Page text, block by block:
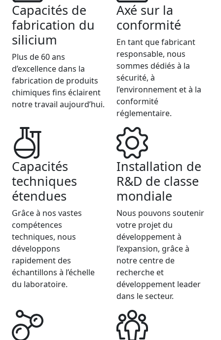
Capacités de
fabrication du
silicium
Plus de 60 ans
d’excellence dans la
fabrication de produits
chimiques fins éclairent
notre travail aujourd’hui.
Axé sur la
conformité
En tant que fabricant
responsable, nous
sommes dédiés à la
sécurité, à
l’environnement et à la
conformité
réglementaire.
Capacités
techniques
étendues
Grâce à nos vastes
compétences
techniques, nous
développons
rapidement des
échantillons à l’échelle
du laboratoire.
Installation de
R&D de classe
mondiale
Nous pouvons soutenir
votre projet du
développement à
l’expansion, grâce à
notre centre de
recherche et
développement leader
dans le secteur.